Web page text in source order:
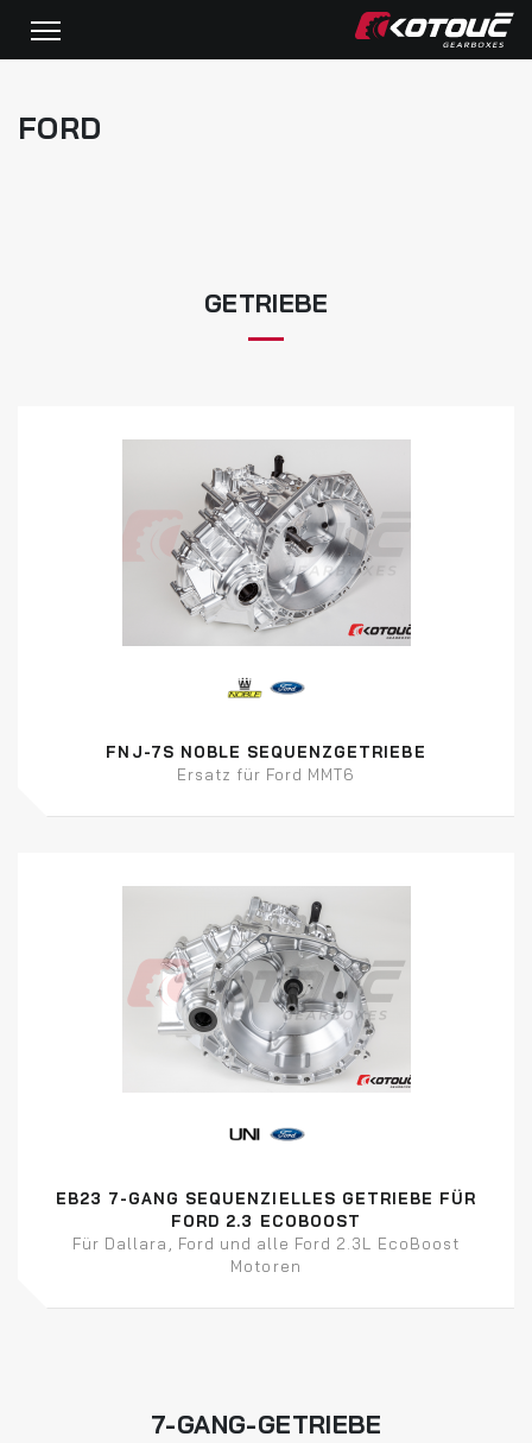
FORD
GETRIEBE
FNJ-7S NOBLE SEQUENZGETRIEBE
Ersatz für Ford MMT6
EB23 7-GANG SEQUENZIELLES GETRIEBE FÜR
FORD 2.3 ECOBOOST
Für Dallara, Ford und alle Ford 2.3L EcoBoost
Motoren
7-GANG-GETRIEBE